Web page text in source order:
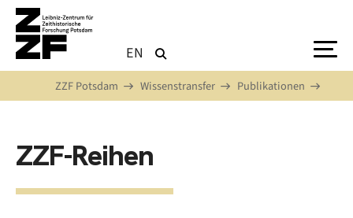
Direkt zum Inhalt
EN
ZZF Potsdam Wissenstransfer Publikationen
ZZF-Reihen